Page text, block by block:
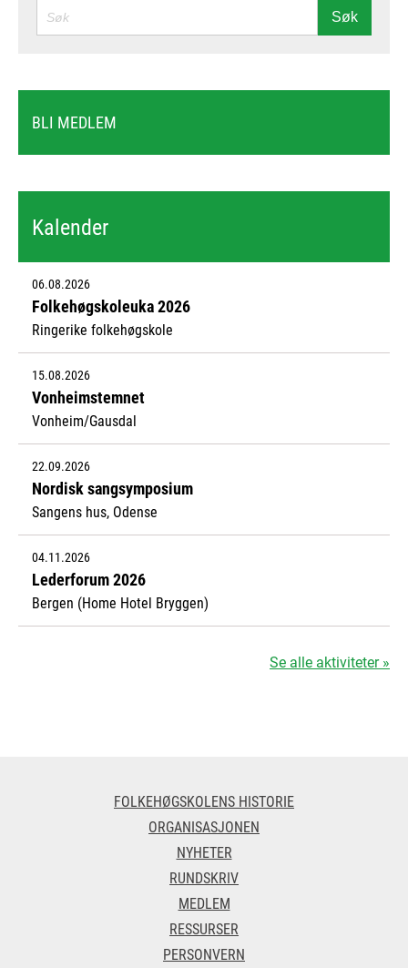
SØK Søk
BLI MEDLEM
Kalender
06.08.2026
Folkehøgskoleuka 2026
Ringerike folkehøgskole
15.08.2026
Vonheimstemnet
Vonheim/Gausdal
22.09.2026
Nordisk sangsymposium
Sangens hus, Odense
04.11.2026
Lederforum 2026
Bergen (Home Hotel Bryggen)
Se alle aktiviteter »
FOLKEHØGSKOLENS HISTORIE
ORGANISASJONEN
NYHETER
RUNDSKRIV
MEDLEM
RESSURSER
PERSONVERN